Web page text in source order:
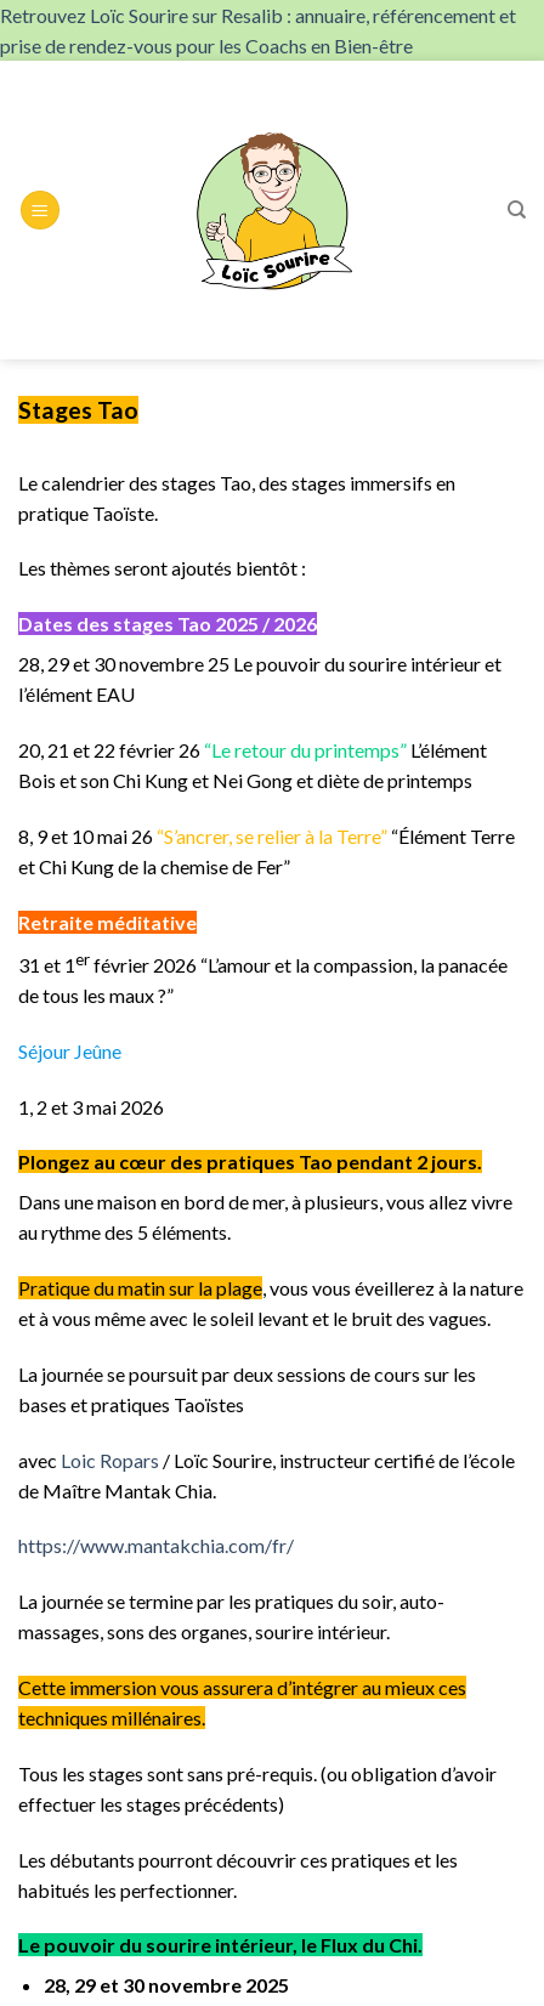
Retrouvez Loïc Sourire sur Resalib : annuaire, référencement et
prise de rendez-vous pour les Coachs en Bien-être
Stages Tao
Le calendrier des stages Tao, des stages immersifs en
pratique Taoïste.
Les thèmes seront ajoutés bientôt :
Dates des stages Tao 2025 / 2026
28, 29 et 30 novembre 25 Le pouvoir du sourire intérieur et
l’élément EAU
20, 21 et 22 février 26 “Le retour du printemps” L’élément
Bois et son Chi Kung et Nei Gong et diète de printemps
8, 9 et 10 mai 26 “S’ancrer, se relier à la Terre” “Élément Terre
et Chi Kung de la chemise de Fer”
Retraite méditative
31 et 1erfévrier 2026 “L’amour et la compassion, la panacée
de tous les maux ?”
Séjour Jeûne
1, 2 et 3 mai 2026
Plongez au cœur des pratiques Tao pendant 2 jours.
Dans une maison en bord de mer, à plusieurs, vous allez vivre
au rythme des 5 éléments.
Pratique du matin sur la plage, vous vous éveillerez à la nature
et à vous même avec le soleil levant et le bruit des vagues.
La journée se poursuit par deux sessions de cours sur les
bases et pratiques Taoïstes
avec Loic Ropars / Loïc Sourire, instructeur certifié de l’école
de Maître Mantak Chia.
https://www.mantakchia.com/fr/
La journée se termine par les pratiques du soir, auto-
massages, sons des organes, sourire intérieur.
Cette immersion vous assurera d’intégrer au mieux ces
techniques millénaires.
Tous les stages sont sans pré-requis. (ou obligation d’avoir
effectuer les stages précédents)
Les débutants pourront découvrir ces pratiques et les
habitués les perfectionner.
Le pouvoir du sourire intérieur, le Flux du Chi.
28, 29 et 30 novembre 2025